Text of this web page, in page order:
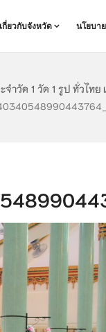
เกี่ยวกับจังหวัด นโยบา
ำวัด 1 วัด 1 รูป ทั่วไ